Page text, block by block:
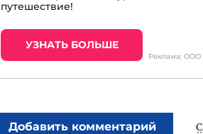
путешествие!
УЗНАТЬ БОЛЬШЕ
Реклама: ООО
Добавить комментарий